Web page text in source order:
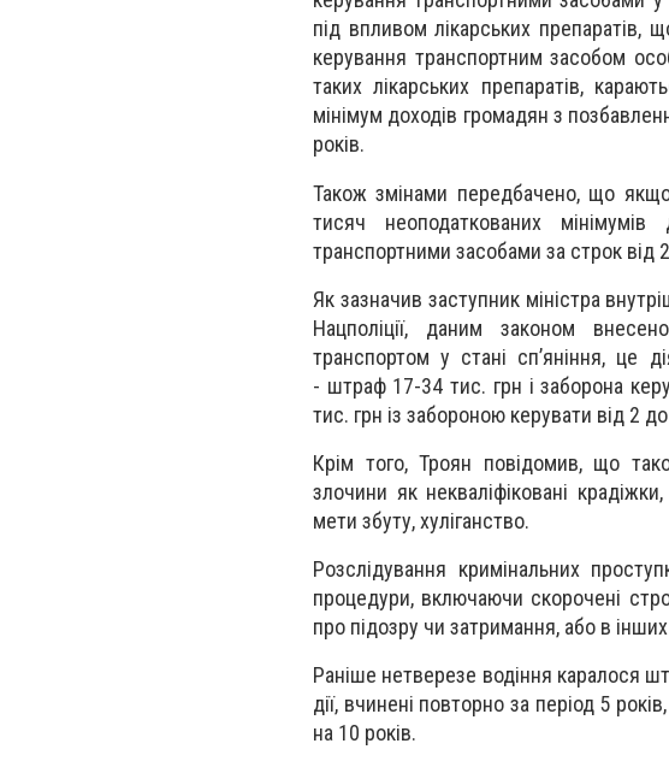
під впливом лікарських препаратів,
керування транспортним засобом
таких лікарських препаратів,
мінімум доходів громадян з
років.
Також змінами передбачено, що
тисяч неоподаткованих
транспортними засобами за строк від
Як зазначив заступник міністра
Нацполіції, даним законом
транспортом у стані сп’яніння, це
- штраф 17-34 тис. грн і заборона
тис. грн із забороною керувати від 2
Крім того, Троян повідомив, що
злочини як некваліфіковані
мети збуту, хуліганство.
Розслідування кримінальних
процедури, включаючи скорочені
про підозру чи затримання, або в
Раніше нетверезе водіння каралося
дії, вчинені повторно за період 5
на 10 років.